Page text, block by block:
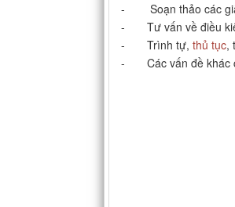
- Soạn thảo các
- Tư vấn về điều kiện
- Trình tự, thủ tục,
- Các vấn đề khác